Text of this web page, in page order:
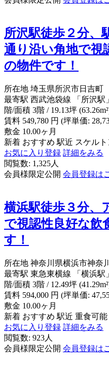
所沢駅徒歩２分、
通り沿い角地で視
の物件です！
所在地 埼玉県所沢市日吉町
最寄駅 西武池袋線 「所沢駅
階/面積 3階 / 19.13坪
賃料 549,780 円 (坪単価:
敷金 10.00ヶ月
新着 おすすめ 駅近 スケルト
お気に入り登録 詳細をみる
閲覧数: 1,325人
会員様限定公開 会員登録は
横浜駅徒歩３分、
で視認性良好な飲
す！
所在地 神奈川県横浜市神奈
最寄駅 東急東横線 「横浜駅
階/面積 3階 / 12.49坪
賃料 594,000 円 (坪単価:
敷金 10.00ヶ月
新着 おすすめ 駅近 重食可能
お気に入り登録 詳細をみる
閲覧数: 923人
会員様限定公開 会員登録は